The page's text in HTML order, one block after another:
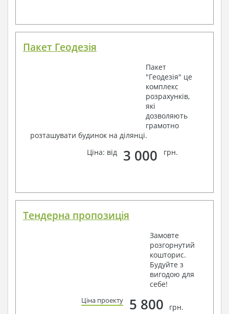
Пакет Геодезія
Пакет
"Геодезія" це
комплекс
розрахунків,
які
дозволяють
грамотно
розташувати будинок на ділянці.
Ціна: від
3 000 грн.
Тендерна пропозиція
Замовте
розгорнутий
кошторис.
Будуйте з
вигодою для
себе!
Ціна проекту 5 800 грн.